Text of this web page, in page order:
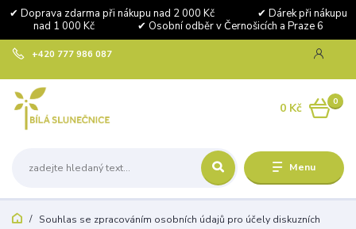
✔ Doprava zdarma při nákupu nad 2 000 Kč ✔ Dárek při nákupu
nad 1 000 Kč ✔ Osobní odběr v Černošicích a Praze 6
Menu
+420 777 986 087
0
0 Kč
Souhlas se zpracováním osobních údajů pro účely diskuzních